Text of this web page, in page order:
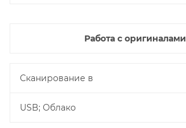
Работа с оригиналами
Сканирование в
USB; Облако